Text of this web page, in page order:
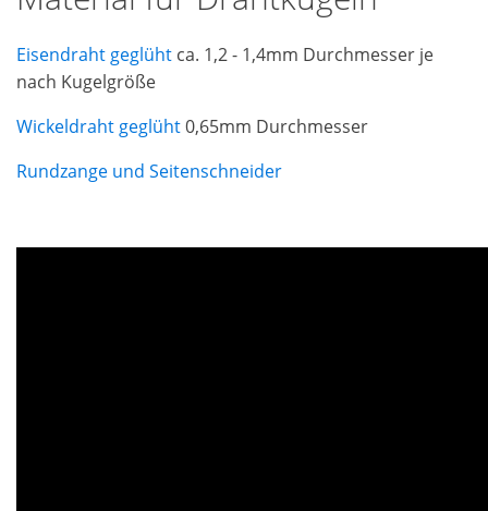
Eisendraht geglüht ca. 1,2 - 1,4mm Durchmesser je
nach Kugelgröße
Wickeldraht geglüht0,65mm Durchmesser
Rundzange und Seitenschneider